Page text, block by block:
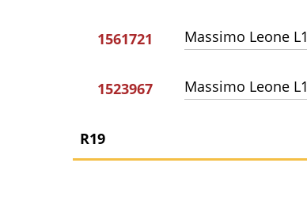
1561721 Massimo Leone L1
1523967 Massimo Leone L1
R19